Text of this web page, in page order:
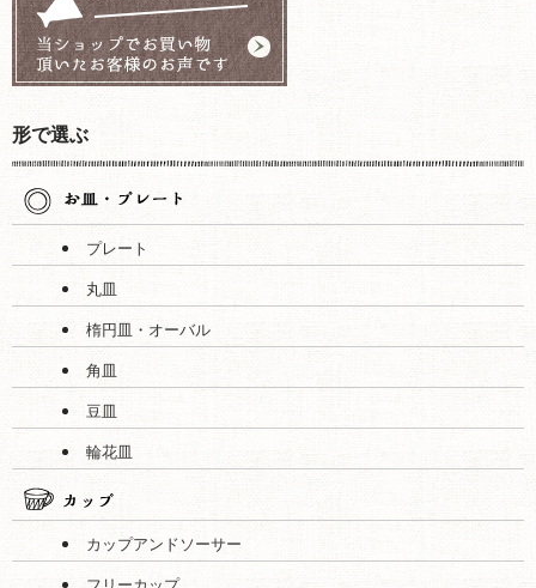
形で選ぶ
プレート
丸皿
楕円皿・オーバル
角皿
豆皿
輪花皿
カップアンドソーサー